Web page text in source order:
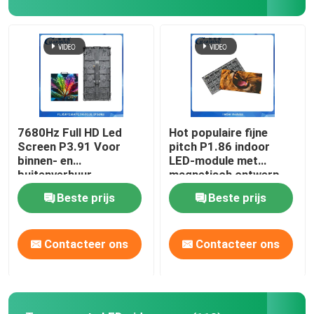
Over ons
Fabrieksreis
Kwaliteitscontrole
Contacteer ons
nieuws
Vraag een offerte aan
7680Hz Full HD Led
Screen P3.91 Voor
binnen- en
buitenverhuur
Beste prijs
Contacteer ons
Hot populaire fijne
pitch P1.86 indoor
LED-module met
magnetisch ontwerp
kan eenvoudig aan de
muur worden
geïnstalleerd
Beste prijs
Contacteer ons